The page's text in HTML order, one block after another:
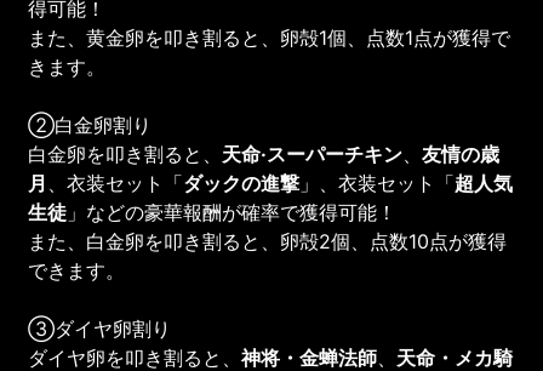
得可能！
また、黄金卵を叩き割ると、卵殻1個、点数1点が獲得で
きます。
②白金卵割り
白金卵を叩き割ると、 天命·スーパーチキン 、友情の歳
月
、衣装セット「ダックの進撃 」、衣装セット「超人気
生徒 」などの豪華報酬が確率で獲得可能！
また、白金卵を叩き割ると、卵殻2個、点数10点が獲得
できます。
③ダイヤ卵割り
ダイヤ卵を叩き割ると、神将・金蝉法師
天命・メカ騎